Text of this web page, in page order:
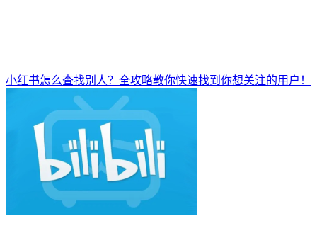
小红书怎么查找别人？全攻略教你快速找到你想关注的用户！